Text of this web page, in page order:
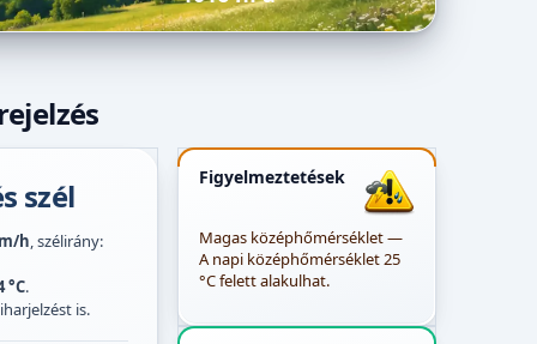
szél
h, szélirány:
°C.
is.
Figyelmeztetések
Magas középhőmérséklet —
A napi középhőmérséklet 25
°C felett alakulhat.